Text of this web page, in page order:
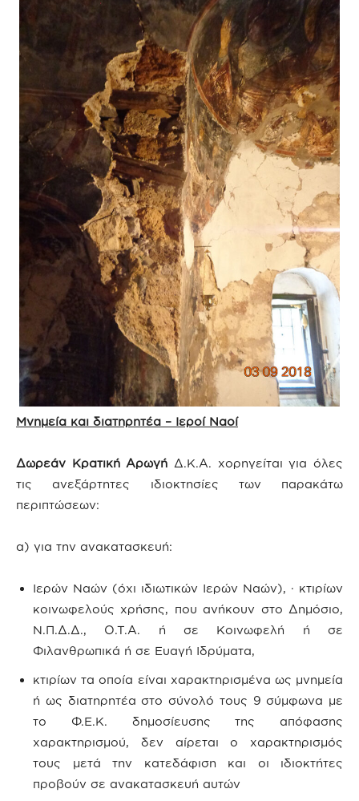
Μνημεία και διατηρητέα – Ιεροί Ναοί
Δωρεάν Κρατική Αρωγή Δ.Κ.Α. χορηγείται για όλες
τις ανεξάρτητες ιδιοκτησίες των παρακάτω
περιπτώσεων:
α) για την ανακατασκευή:
Ιερών Ναών (όχι ιδιωτικών Ιερών Ναών), · κτιρίων
κοινωφελούς χρήσης, που ανήκουν στο Δημόσιο,
Ν.Π.Δ.Δ., Ο.Τ.Α. ή σε Κοινωφελή ή σε
Φιλανθρωπικά ή σε Ευαγή Ιδρύματα,
κτιρίων τα οποία είναι χαρακτηρισμένα ως μνημεία
ή ως διατηρητέα στο σύνολό τους 9 σύμφωνα με
το Φ.Ε.Κ. δημοσίευσης της απόφασης
χαρακτηρισμού, δεν αίρεται ο χαρακτηρισμός
τους μετά την κατεδάφιση και οι ιδιοκτήτες
προβούν σε ανακατασκευή αυτών